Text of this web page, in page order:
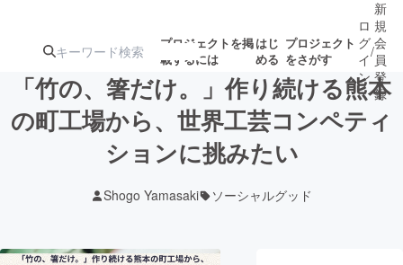
プロジェクトを掲
載するには
はじ
める
プロジェクト
をさがす
注目のリ
注目の新着プロ 募集終了が近いプ
ロ
グ
イ
ン
/
新
規
会
員
登
録
「竹の、箸だけ。」作り続ける熊本
の町工場から、世界工芸コンペティ
ションに挑みたい
Shogo Yamasaki ソーシャルグッド